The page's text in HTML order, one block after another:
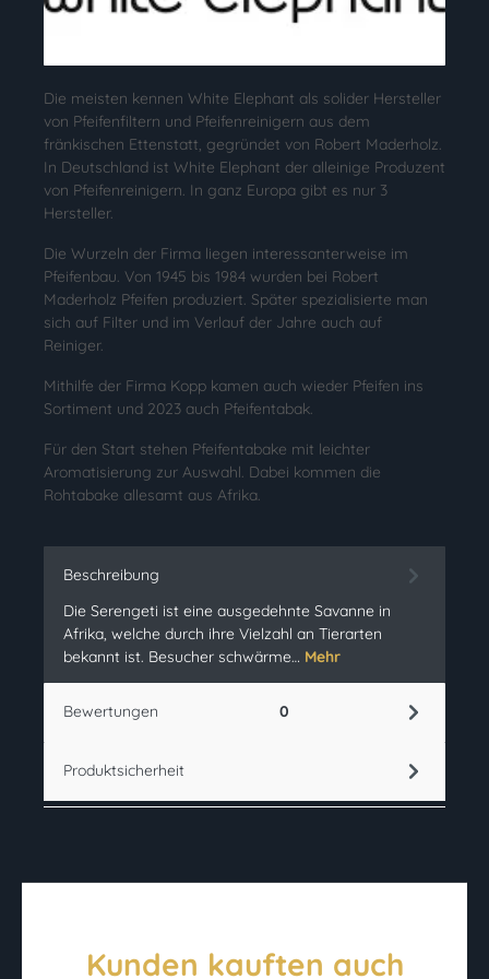
Die meisten kennen White Elephant als solider Hersteller
von Pfeifenfiltern und Pfeifenreinigern aus dem
fränkischen Ettenstatt, gegründet von Robert Maderholz.
In Deutschland ist White Elephant der alleinige Produzent
von Pfeifenreinigern. In ganz Europa gibt es nur 3
Hersteller.
Die Wurzeln der Firma liegen interessanterweise im
Pfeifenbau. Von 1945 bis 1984 wurden bei Robert
Maderholz Pfeifen produziert. Später spezialisierte man
sich auf Filter und im Verlauf der Jahre auch auf
Reiniger.
Mithilfe der Firma Kopp kamen auch wieder Pfeifen ins
Sortiment und 2023 auch Pfeifentabak.
Für den Start stehen Pfeifentabake mit leichter
Aromatisierung zur Auswahl. Dabei kommen die
Rohtabake allesamt aus Afrika.
Beschreibung
Die Serengeti ist eine ausgedehnte Savanne in
Afrika, welche durch ihre Vielzahl an Tierarten
bekannt ist. Besucher schwärme… Mehr
Bewertungen 0
Produktsicherheit
Kunden kauften auch